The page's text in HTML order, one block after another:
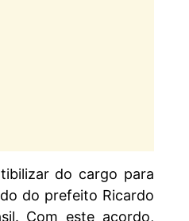
do cargo para
do prefeito Ricardo
Com este acordo,